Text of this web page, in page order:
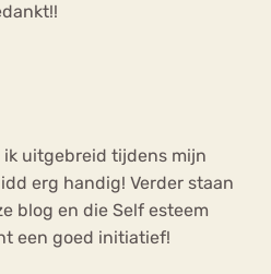
uitgebreid tijdens mijn
erg handig! Verder staan
blog en die Self esteem
een goed initiatief!